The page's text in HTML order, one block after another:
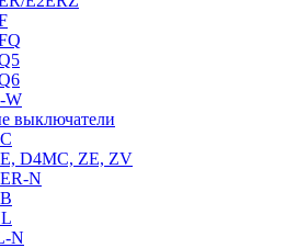
W
выключатели
D4MC, ZE, ZV
N
N